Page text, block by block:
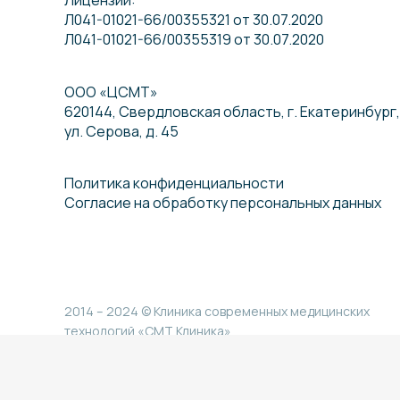
Л041-01021-66/00355321 от 30.07.2020
Л041-01021-66/00355319 от 30.07.2020
ООО «ЦСМТ»
620144, Свердловская область, г. Екатеринбург,
ул. Серова, д. 45
Политика конфиденциальности
Согласие на обработку персональных данных
2014 – 2024 © Клиника современных медицинских
технологий «СМТ Клиника»